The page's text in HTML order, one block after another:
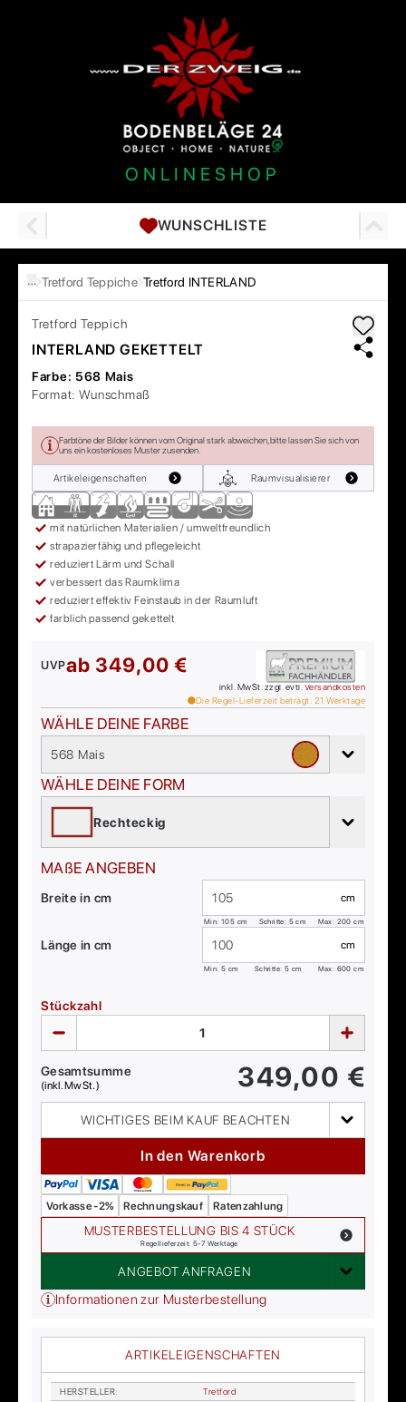
ONLINESHOP
WUNSCHLISTE
… Tretford Teppiche Tretford INTERLAND
Tretford Teppich
INTERLAND GEKETTELT
Farbe: 568 Mais
Format: Wunschmaß
Farbtöne der Bilder können vom Original stark abweichen, bitte lassen Sie sich von
uns ein kostenloses Muster zusenden.
Artikeleigenschaften Raumvisualisierer
mit natürlichen Materialien / umweltfreundlich
strapazierfähig und pflegeleicht
reduziert Lärm und Schall
verbessert das Raumklima
reduziert effektiv Feinstaub in der Raumluft
farblich passend gekettelt
UVPab 349,00 €
inkl. MwSt. zzgl. evtl. Versandkosten
Die Regel-Lieferzeit beträgt: 21 Werktage
WÄHLE DEINE FARBE
568 Mais
WÄHLE DEINE FORM
Rechteckig
MAßE ANGEBEN
Breite in cm cm
Min: 105 cm Schritte: 5 cm Max: 200 cm
Länge in cm cm
Min: 5 cm Schritte: 5 cm Max: 600 cm
Stückzahl
Gesamtsumme
(inkl. MwSt.) 349,00 €
WICHTIGES BEIM KAUF BEACHTEN
In den Warenkorb
Vorkasse -2% Rechnungskauf Ratenzahlung
MUSTERBESTELLUNG BIS 4 STÜCK
Regellieferzeit: 5-7 Werktage
ANGEBOT ANFRAGEN
Informationen zur Musterbestellung
ARTIKELEIGENSCHAFTEN
HER­STEL­LER:
Tret­ford